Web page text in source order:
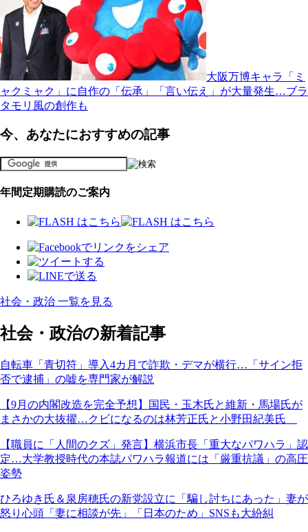
大阪万博キャラ「ミ
ャクミャク」に自作の「伝承」「言い伝え」が大量発生…ブラ
タモリ風の創作も
今、あなたにおすすめの記事
年間定期購読のご案内
社会・政治 一覧を見る
社会・政治の新着記事
自転車「青切符」導入4カ月で詐欺・デマが横行…「サイン拒
否で逮捕」の嘘を専門家が解説
【9月の内閣改造を完全予想】国民・玉木氏と維新・馬場氏が
まさかの大抜擢…クビになるのは林芳正氏と小野田紀美氏
【職員に「人間のクズ」発言】横浜市長「重大なパワハラ」認
定…大学教授時代の本誌パワハラ報道には「厳重抗議」の高圧
姿勢
ひろゆき氏＆泉房穂氏の新党設立に「騙し討ちにあった」妻が
怒り心頭「妻に相談が先」「日本のため」SNSも大紛糾